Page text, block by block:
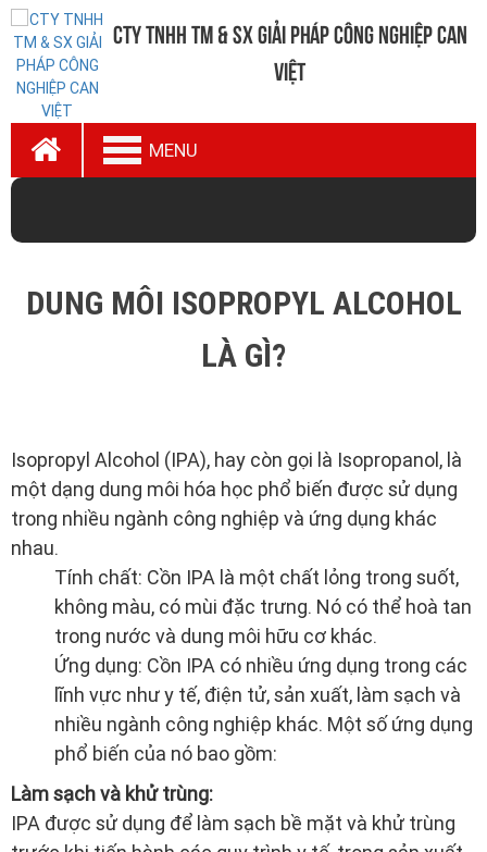
CTy TNHH TM & SX Giải Pháp Công Nghiệp Can
Việt
MENU
DUNG MÔI ISOPROPYL ALCOHOL
LÀ GÌ?
Isopropyl Alcohol (IPA), hay còn gọi là Isopropanol, là
một dạng dung môi hóa học phổ biến được sử dụng
trong nhiều ngành công nghiệp và ứng dụng khác
nhau.
Tính chất: Cồn IPA là một chất lỏng trong suốt,
không màu, có mùi đặc trưng. Nó có thể hoà tan
trong nước và dung môi hữu cơ khác.
Ứng dụng: Cồn IPA có nhiều ứng dụng trong các